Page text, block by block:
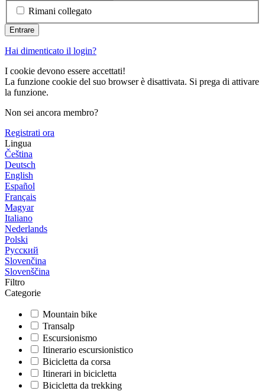
Rimani collegato
Hai dimenticato il login?
I cookie devono essere accettati!
La funzione cookie del suo browser è disattivata. Si prega di attivare
la funzione.
Non sei ancora membro?
Registrati ora
Lingua
Čeština
Deutsch
English
Español
Français
Magyar
Italiano
Nederlands
Polski
Русский
Slovenčina
Slovenščina
Filtro
Categorie
Mountain bike
Transalp
Escursionismo
Itinerario escursionistico
Bicicletta da corsa
Itinerari in bicicletta
Bicicletta da trekking